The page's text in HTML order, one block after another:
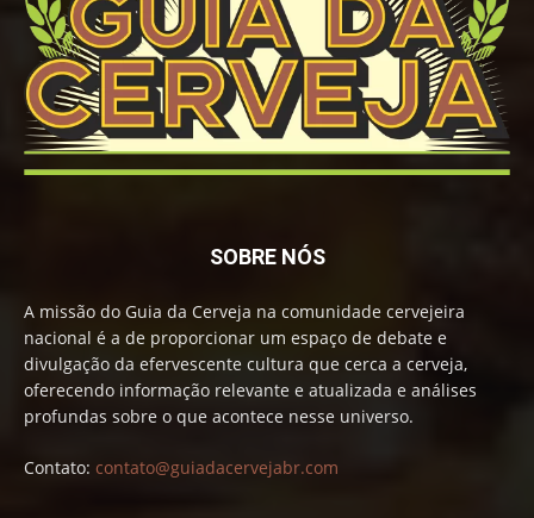
SOBRE NÓS
A missão do Guia da Cerveja na comunidade cervejeira
nacional é a de proporcionar um espaço de debate e
divulgação da efervescente cultura que cerca a cerveja,
oferecendo informação relevante e atualizada e análises
profundas sobre o que acontece nesse universo.
Contato: contato@guiadacervejabr.com